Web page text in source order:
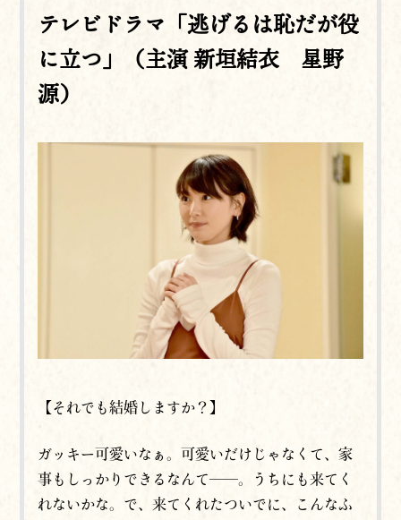
テレビドラマ「逃げるは恥だが役
に立つ」（主演 新垣結衣 星野
源）
【それでも結婚しますか？】
ガッキー可愛いなぁ。可愛いだけじゃなくて、家
事もしっかりできるなんて──。うちにも来てく
れないかな。で、来てくれたついでに、こんなふ